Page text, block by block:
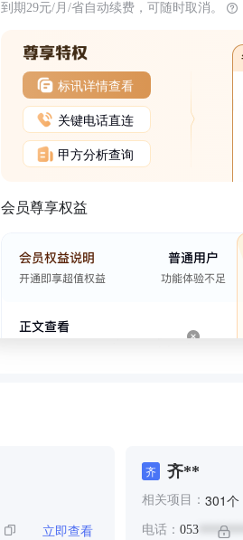
到期29元/月/省自动续费，可随时取消。
标讯详情查看
关键电话直连
甲方分析查询
会员尊享权益
立即查看
齐 齐**
相关项目： 301个
电话： 053